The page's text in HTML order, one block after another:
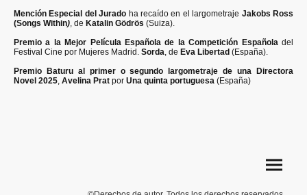
Mención Especial del Jurado ha recaído en el largometraje Jakobs Ross
(Songs Within) , de Katalin Gödrös (Suiza).
Premio a la Mejor Película Española de la Competición Española del
Festival Cine por Mujeres Madrid. Sorda , de Eva Libertad (España).
Premio Baturu al primer o segundo largometraje de una Directora
Novel 2025 Avelina Prat por Una quinta portuguesa (España)